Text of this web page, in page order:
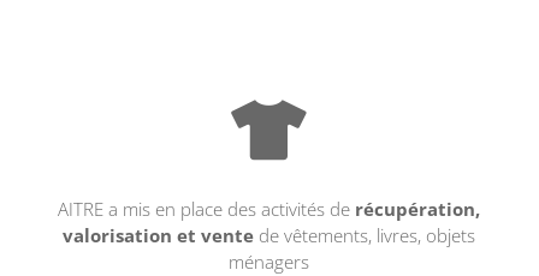

AITRE a mis en place des activités de récupération,
valorisation et vente de vêtements, livres, objets
ménagers